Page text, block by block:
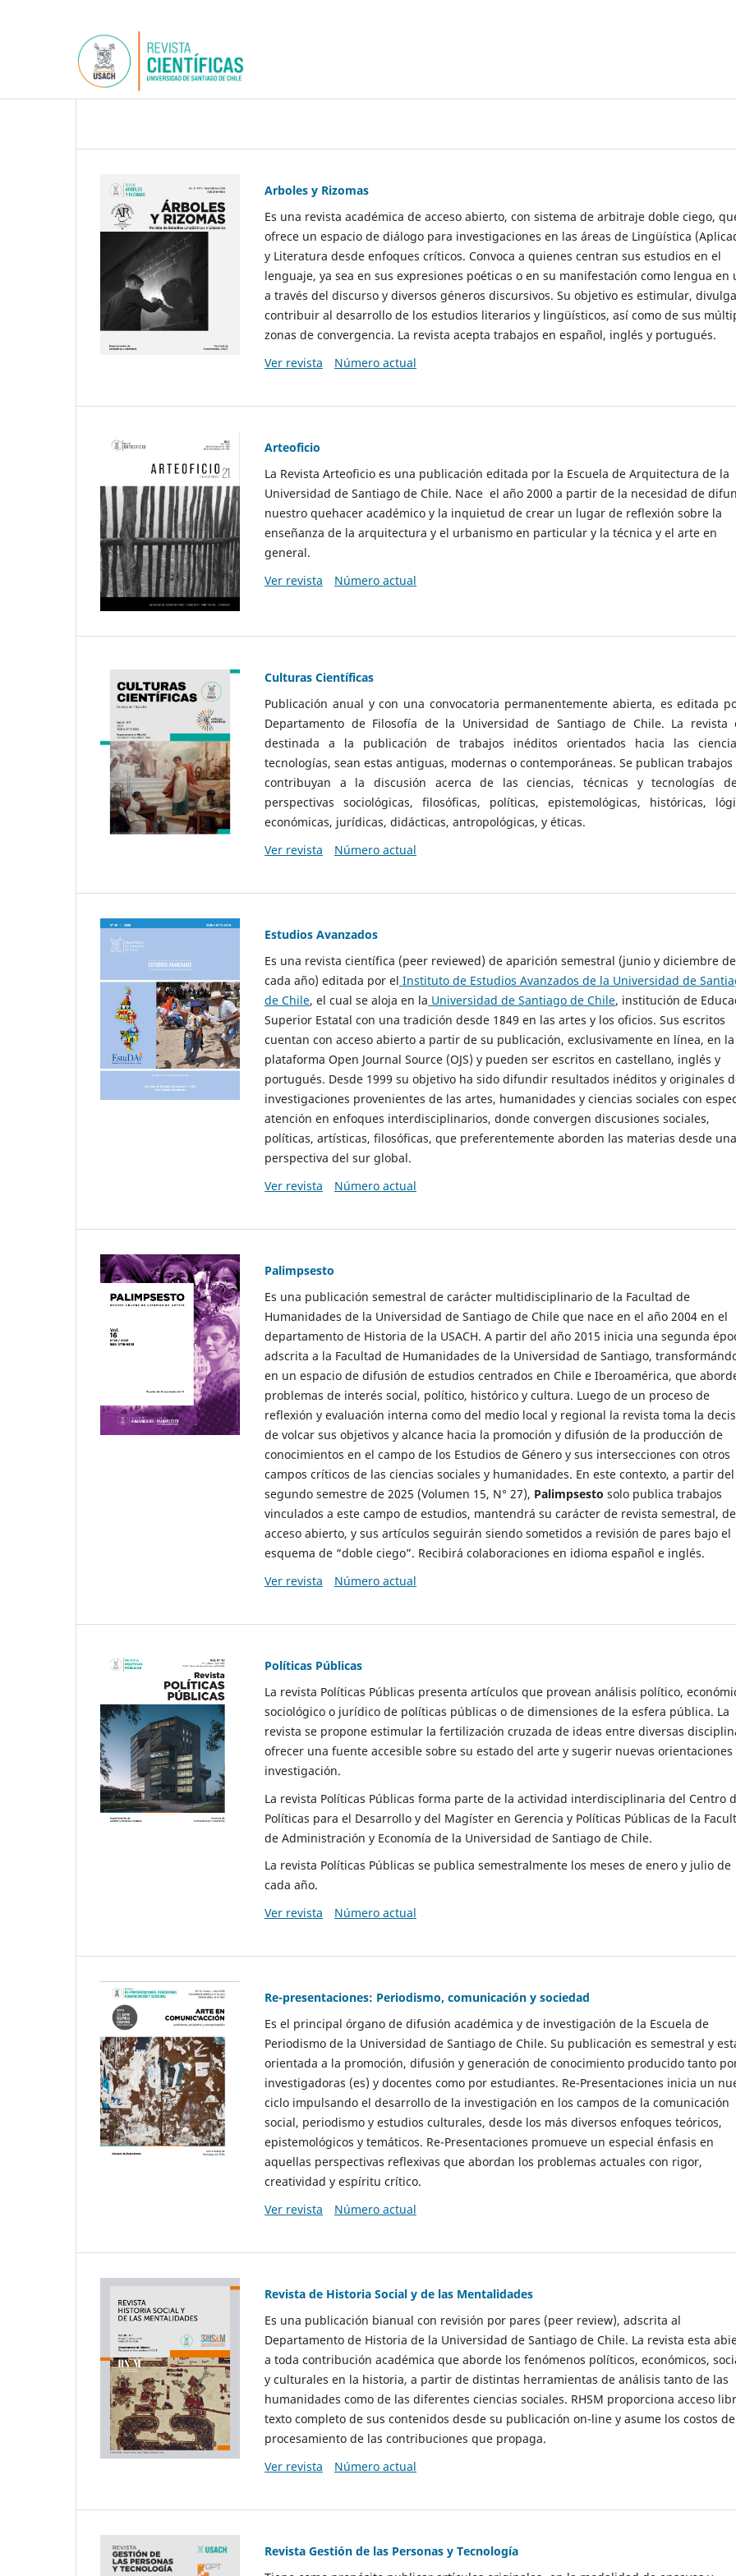
Arboles y Rizomas
Es una revista académica de acceso abierto, con sistema de arbitraje doble ciego,
ofrece un espacio de diálogo para investigaciones en las áreas de Lingüística
y Literatura desde enfoques críticos. Convoca a quienes centran sus estudios en el
lenguaje, ya sea en sus expresiones poéticas o en su manifestación como lengua en
a través del discurso y diversos géneros discursivos. Su objetivo es estimular,
contribuir al desarrollo de los estudios literarios y lingüísticos, así como de sus
zonas de convergencia. La revista acepta trabajos en español, inglés y portugués.
Ver revista
Número actual
Arteoficio
La Revista Arteoficio es una publicación editada por la Escuela de Arquitectura de la
Universidad de Santiago de Chile. Nace el año 2000 a partir de la necesidad de
nuestro quehacer académico y la inquietud de crear un lugar de reflexión sobre la
enseñanza de la arquitectura y el urbanismo en particular y la técnica y el arte en
general.
Ver revista
Número actual
Culturas Científicas
Publicación anual y con una convocatoria permanentemente abierta, es editada
Departamento de Filosofía de la Universidad de Santiago de Chile. La revista
destinada a la publicación de trabajos inéditos orientados hacia las
tecnologías, sean estas antiguas, modernas o contemporáneas. Se publican
contribuyan a la discusión acerca de las ciencias, técnicas y tecnologías
perspectivas sociológicas, filosóficas, políticas, epistemológicas, históricas,
económicas, jurídicas, didácticas, antropológicas, y éticas.
Ver revista
Número actual
Estudios Avanzados
Es una revista científica (peer reviewed) de aparición semestral (junio y diciembre de
cada año) editada por el Instituto de Estudios Avanzados de la Universidad de
de Chile, el cual se aloja en la Universidad de Santiago de Chile, institución de
Superior Estatal con una tradición desde 1849 en las artes y los oficios. Sus escritos
cuentan con acceso abierto a partir de su publicación, exclusivamente en línea, en la
plataforma Open Journal Source (OJS) y pueden ser escritos en castellano, inglés y
portugués. Desde 1999 su objetivo ha sido difundir resultados inéditos y originales
investigaciones provenientes de las artes, humanidades y ciencias sociales con
atención en enfoques interdisciplinarios, donde convergen discusiones sociales,
políticas, artísticas, filosóficas, que preferentemente aborden las materias desde una
perspectiva del sur global.
Ver revista
Número actual
Palimpsesto
Es una publicación semestral de carácter multidisciplinario de la Facultad de
Humanidades de la Universidad de Santiago de Chile que nace en el año 2004 en el
departamento de Historia de la USACH. A partir del año 2015 inicia una segunda
adscrita a la Facultad de Humanidades de la Universidad de Santiago,
en un espacio de difusión de estudios centrados en Chile e Iberoamérica, que
problemas de interés social, político, histórico y cultura. Luego de un proceso de
reflexión y evaluación interna como del medio local y regional la revista toma la
de volcar sus objetivos y alcance hacia la promoción y difusión de la producción de
conocimientos en el campo de los Estudios de Género y sus intersecciones con otros
campos críticos de las ciencias sociales y humanidades. En este contexto, a partir del
segundo semestre de 2025 (Volumen 15, N° 27), Palimpsesto solo publica trabajos
vinculados a este campo de estudios, mantendrá su carácter de revista semestral, de
acceso abierto, y sus artículos seguirán siendo sometidos a revisión de pares bajo el
esquema de “doble ciego”. Recibirá colaboraciones en idioma español e inglés.
Ver revista
Número actual
Políticas Públicas
La revista Políticas Públicas presenta artículos que provean análisis político,
sociológico o jurídico de políticas públicas o de dimensiones de la esfera pública. La
revista se propone estimular la fertilización cruzada de ideas entre diversas
ofrecer una fuente accesible sobre su estado del arte y sugerir nuevas orientaciones
investigación.
La revista Políticas Públicas forma parte de la actividad interdisciplinaria del Centro
Políticas para el Desarrollo y del Magíster en Gerencia y Políticas Públicas de la
de Administración y Economía de la Universidad de Santiago de Chile.
La revista Políticas Públicas se publica semestralmente los meses de enero y julio de
cada año.
Ver revista
Número actual
Re-presentaciones: Periodismo, comunicación y sociedad
Es el principal órgano de difusión académica y de investigación de la Escuela de
Periodismo de la Universidad de Santiago de Chile. Su publicación es semestral y
orientada a la promoción, difusión y generación de conocimiento producido tanto
investigadoras (es) y docentes como por estudiantes. Re-Presentaciones inicia un
ciclo impulsando el desarrollo de la investigación en los campos de la comunicación
social, periodismo y estudios culturales, desde los más diversos enfoques teóricos,
epistemológicos y temáticos. Re-Presentaciones promueve un especial énfasis en
aquellas perspectivas reflexivas que abordan los problemas actuales con rigor,
creatividad y espíritu crítico.
Ver revista
Número actual
Revista de Historia Social y de las Mentalidades
Es una publicación bianual con revisión por pares (peer review), adscrita al
Departamento de Historia de la Universidad de Santiago de Chile. La revista esta
a toda contribución académica que aborde los fenómenos políticos, económicos,
y culturales en la historia, a partir de distintas herramientas de análisis tanto de las
humanidades como de las diferentes ciencias sociales. RHSM proporciona acceso
texto completo de sus contenidos desde su publicación on-line y asume los costos de
procesamiento de las contribuciones que propaga.
Ver revista
Número actual
Revista Gestión de las Personas y Tecnología